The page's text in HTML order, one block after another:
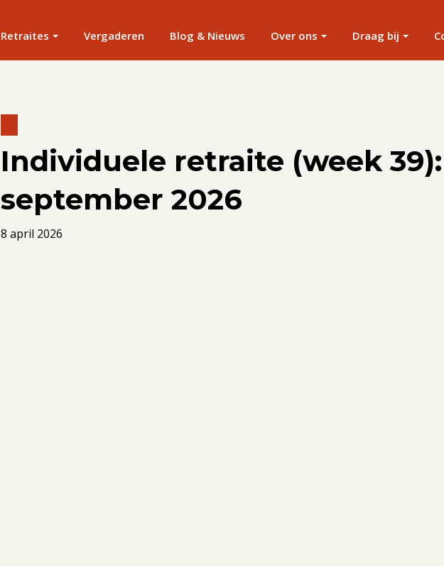
Retraites Vergaderen Blog & Nieuws Over ons Draag bij
Individuele retraite (week 39):
september 2026
8 april 2026